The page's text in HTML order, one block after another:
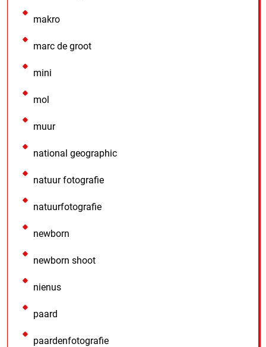
makro
marc de groot
mini
mol
muur
national geographic
natuur fotografie
natuurfotografie
newborn
newborn shoot
nienus
paard
paardenfotografie